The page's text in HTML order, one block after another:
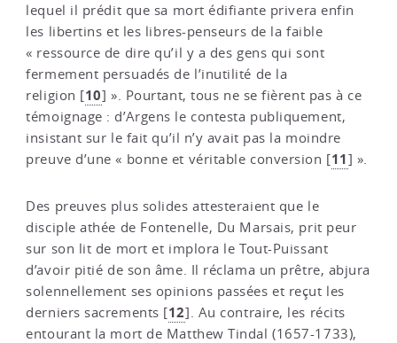
lequel il prédit que sa mort édifiante privera enfin
les libertins et les libres-penseurs de la faible
« ressource de dire qu’il y a des gens qui sont
fermement persuadés de l’inutilité de la
religion [10] ». Pourtant, tous ne se fièrent pas à ce
témoignage : d’Argens le contesta publiquement,
insistant sur le fait qu’il n’y avait pas la moindre
preuve d’une « bonne et véritable conversion [11] ».
Des preuves plus solides attesteraient que le
disciple athée de Fontenelle, Du Marsais, prit peur
sur son lit de mort et implora le Tout-Puissant
d’avoir pitié de son âme. Il réclama un prêtre, abjura
solennellement ses opinions passées et reçut les
derniers sacrements [12]. Au contraire, les récits
entourant la mort de Matthew Tindal (1657-1733),